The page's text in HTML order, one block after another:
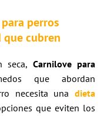
perros
que cubren
seca, Carnilove para
que abordan
necesita una dieta
que eviten los